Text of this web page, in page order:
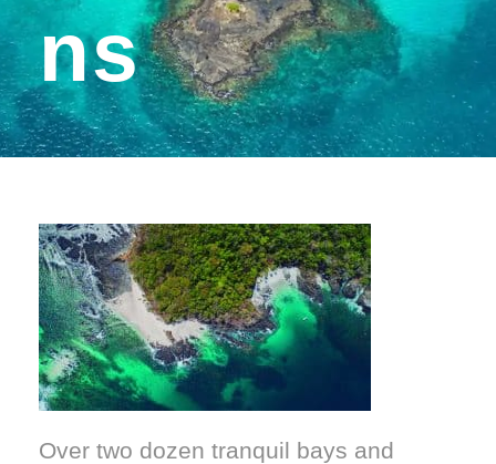
Ns
Over two dozen tranquil bays and